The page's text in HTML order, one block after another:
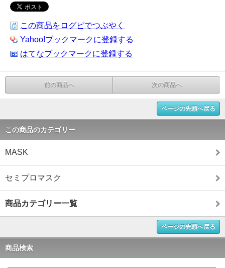
この商品をログピでつぶやく
Yahoo!ブックマークに登録する
はてなブックマークに登録する
前の商品へ 次の商品へ
ページの先頭へ戻る
この商品のカテゴリー
MASK
セミプロマスク
商品カテゴリー一覧
ページの先頭へ戻る
商品検索